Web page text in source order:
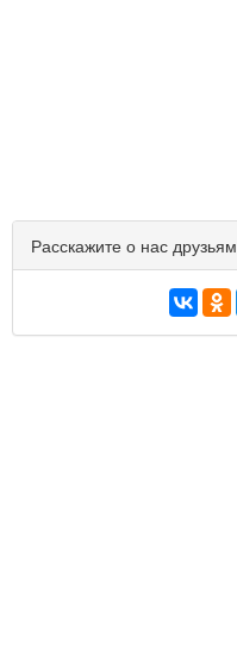
Расскажите о нас друзьям